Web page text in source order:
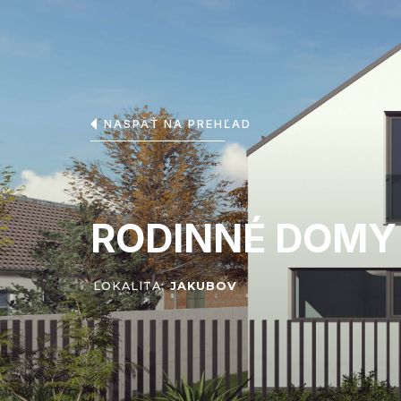
NASPÄŤ NA PREHĽAD
RODINNÉ DOMY
LOKALITA: JAKUBOV
O